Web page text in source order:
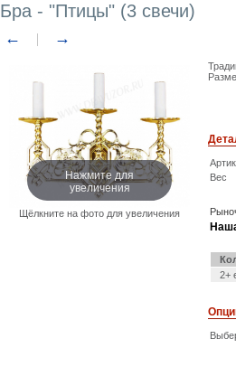
Бра - "Птицы" (3 свечи)
← →
Нажмите для
увеличения
Щёлкните на фото для увеличения
Вес
2+